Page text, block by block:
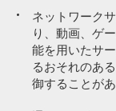
※4
【加入例】
／月＋指定オプ
プラン：2022
翌月・翌々月以
ちら ）。
月額基
＋3％
月額基
＋1％
ネットワーク
り、動画、ゲ
能を用いたサ
るおそれのあ
御することがあ